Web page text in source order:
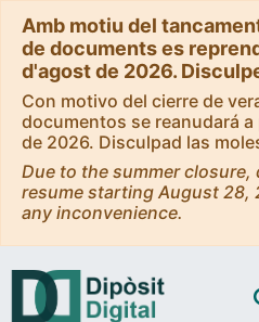
Amb motiu del
de documents es
d'agost de 2026.
Con motivo del cierre de
documentos se reanudará
de 2026. Disculpad las
Due to the summer
resume starting August 28,
any inconvenience.